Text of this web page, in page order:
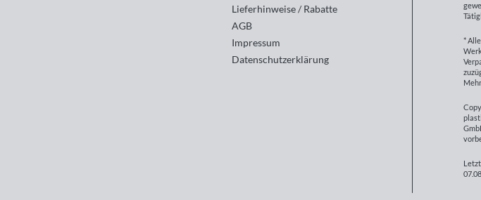
Lieferhinweise / Rabatte
AGB
Impressum
Datenschutzerklärung
*